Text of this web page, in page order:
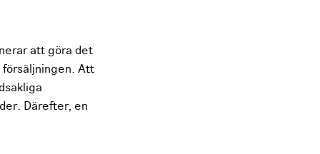
att göra det
försäljningen. Att
Därefter, en